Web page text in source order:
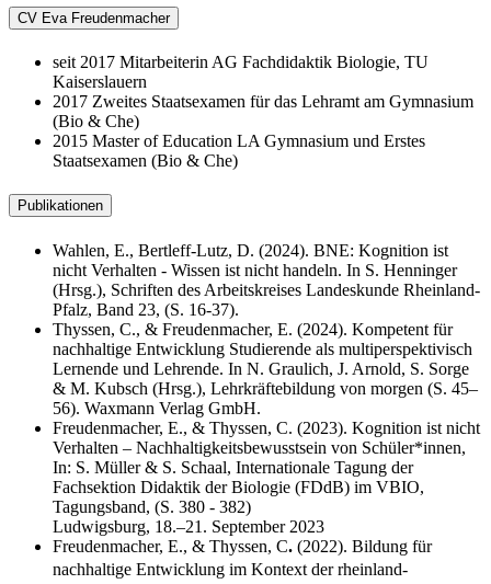
CV Eva Freudenmacher
seit 2017 Mitarbeiterin AG Fachdidaktik Biologie, TU
Kaiserslauern
2017 Zweites Staatsexamen für das Lehramt am Gymnasium
(Bio & Che)
2015 Master of Education LA Gymnasium und Erstes
Staatsexamen (Bio & Che)
Publikationen
Wahlen, E., Bertleff-Lutz, D. (2024). BNE: Kognition ist
nicht Verhalten - Wissen ist nicht handeln. In S. Henninger
(Hrsg.), Schriften des Arbeitskreises Landeskunde Rheinland-
Pfalz, Band 23, (S. 16-37).
Thyssen, C., & Freudenmacher, E. (2024). Kompetent für
nachhaltige Entwicklung Studierende als multiperspektivisch
Lernende und Lehrende. In N. Graulich, J. Arnold, S. Sorge
& M. Kubsch (Hrsg.), Lehrkräftebildung von morgen (S. 45–
56). Waxmann Verlag GmbH.
Freudenmacher, E., & Thyssen, C. (2023). Kognition ist nicht
Verhalten – Nachhaltigkeitsbewusstsein von Schüler*innen,
In: S. Müller & S. Schaal, Internationale Tagung der
Fachsektion Didaktik der Biologie (FDdB) im VBIO,
Tagungsband, (S. 380 - 382)
Ludwigsburg, 18.–21. September 2023
Freudenmacher, E., & Thyssen, C. (2022). Bildung für
nachhaltige Entwicklung im Kontext der rheinland-